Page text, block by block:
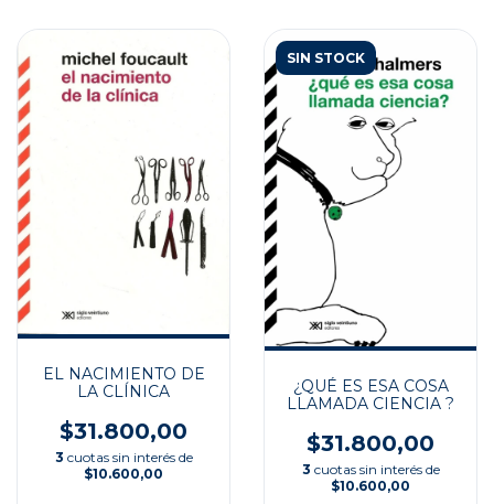
EL NACIMIENTO DE
LA CLÍNICA
$31.800,00
3 cuotas sin interés de
$10.600,00
SIN STOCK
¿QUÉ ES ESA COSA
LLAMADA CIENCIA ?
$31.800,00
3 cuotas sin interés de
$10.600,00